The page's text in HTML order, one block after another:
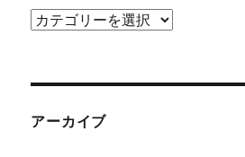
カ
ー
アーカイブ